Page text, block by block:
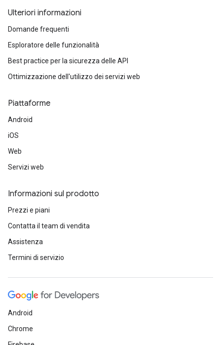
Ulteriori informazioni
Domande frequenti
Esploratore delle funzionalità
Best practice per la sicurezza delle API
Ottimizzazione dell'utilizzo dei servizi web
Piattaforme
Android
iOS
Web
Servizi web
Informazioni sul prodotto
Prezzi e piani
Contatta il team di vendita
Assistenza
Termini di servizio
Android
Chrome